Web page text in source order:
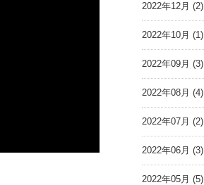
2022年12月 (2)
2022年10月 (1)
2022年09月 (3)
2022年08月 (4)
2022年07月 (2)
2022年06月 (3)
2022年05月 (5)